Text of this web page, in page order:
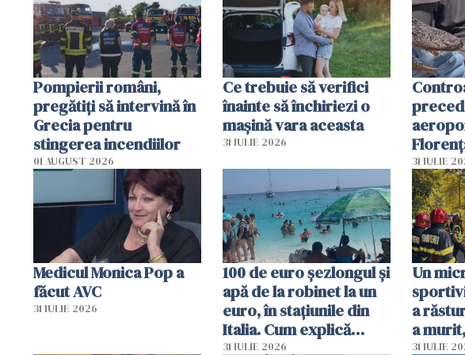
în iulie
Pompierii români,
pregătiţi să intervină în
Grecia pentru
stingerea incendiilor
01 AUGUST 2026
Ce trebuie să verifici
înainte să închiriezi o
mașină vara aceasta
31 IULIE 2026
capete
sumă
31 IULIE
Medicul Monica Pop a
făcut AVC
31 IULIE 2026
100 de euro șezlongul și
apă de la robinet la un
euro, în stațiunile din
Italia. Cum explică
autoritățile
31 IULIE 2026
Un
a
a
planul
31 IULIE